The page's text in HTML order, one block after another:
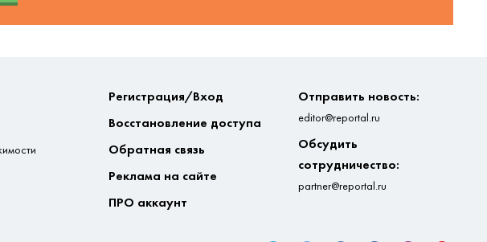
Регистрация/Вход
Восстановление доступа
Обратная связь
Реклама на сайте
ПРО аккаунт
Отправить новость:
editor@reportal.ru
Обсудить
сотрудничество:
partner@reportal.ru